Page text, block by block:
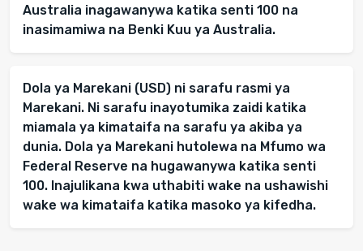
Australia inagawanywa katika senti 100 na
inasimamiwa na Benki Kuu ya Australia.
Dola ya Marekani (USD) ni sarafu rasmi ya
Marekani. Ni sarafu inayotumika zaidi katika
miamala ya kimataifa na sarafu ya akiba ya
dunia. Dola ya Marekani hutolewa na Mfumo wa
Federal Reserve na hugawanywa katika senti
100. Inajulikana kwa uthabiti wake na ushawishi
wake wa kimataifa katika masoko ya kifedha.